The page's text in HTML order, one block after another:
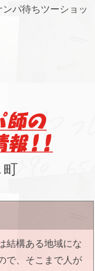
パ待ちツーショッ
町
結構ある地域にな
で、そこまで人が